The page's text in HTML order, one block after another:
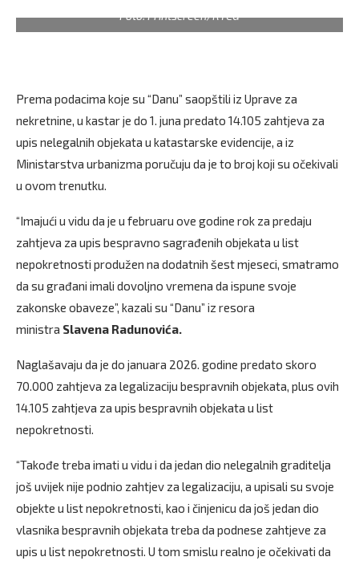
Foto: Printscreen/RTCG
Prema podacima koje su “Danu” saopštili iz Uprave za
nekretnine, u kastar je do 1. juna predato 14.105 zahtjeva za
upis nelegalnih objekata u katastarske evidencije, a iz
Ministarstva urbanizma poručuju da je to broj koji su očekivali
u ovom trenutku.
“Imajući u vidu da je u februaru ove godine rok za predaju
zahtjeva za upis bespravno sagrađenih objekata u list
nepokretnosti produžen na dodatnih šest mjeseci, smatramo
da su građani imali dovoljno vremena da ispune svoje
zakonske obaveze”, kazali su “Danu” iz resora
ministra Slavena Radunovića.
Naglašavaju da je do januara 2026. godine predato skoro
70.000 zahtjeva za legalizaciju bespravnih objekata, plus ovih
14.105 zahtjeva za upis bespravnih objekata u list
nepokretnosti.
“Takođe treba imati u vidu i da jedan dio nelegalnih graditelja
još uvijek nije podnio zahtjev za legalizaciju, a upisali su svoje
objekte u list nepokretnosti, kao i činjenicu da još jedan dio
vlasnika bespravnih objekata treba da podnese zahtjeve za
upis u list nepokretnosti. U tom smislu realno je očekivati da